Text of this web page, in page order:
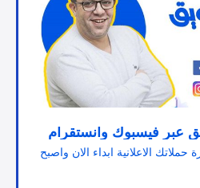
عبر فيسبوك وانستقرام
الاعلانية ابداء الان واصبح